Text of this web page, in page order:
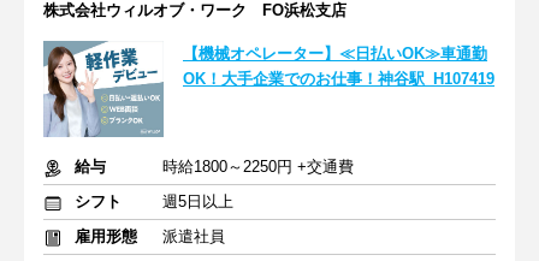
株式会社ウィルオブ・ワーク FO浜松支店
【機械オペレーター】≪日払いOK≫車通勤
OK！大手企業でのお仕事！神谷駅_H107419
給与
時給1800～2250円 +交通費
シフト
週5日以上
雇用形態
派遣社員